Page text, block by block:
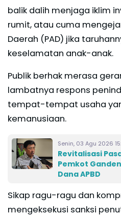
balik dalih menjaga iklim
rumit, atau cuma
Daerah (PAD) jika
keselamatan anak-anak.
Publik berhak merasa
lambatnya respons
tempat-tempat usaha
kemanusiaan.
Senin, 03 Agu 2026
Revitalisasi
Pemkot
Dana APBD
Sikap ragu-ragu dan
mengeksekusi sanksi